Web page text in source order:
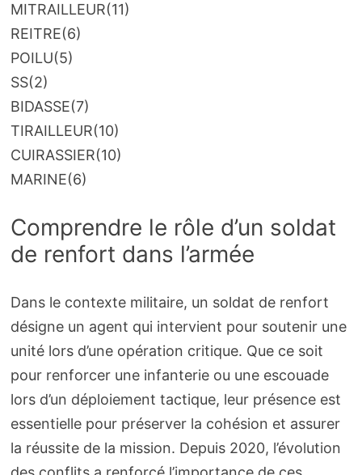
MITRAILLEUR(11)
REITRE(6)
POILU(5)
SS(2)
BIDASSE(7)
TIRAILLEUR(10)
CUIRASSIER(10)
MARINE(6)
Comprendre le rôle d’un soldat
de renfort dans l’armée
Dans le contexte militaire, un soldat de renfort
désigne un agent qui intervient pour soutenir une
unité lors d’une opération critique. Que ce soit
pour renforcer une infanterie ou une escouade
lors d’un déploiement tactique, leur présence est
essentielle pour préserver la cohésion et assurer
la réussite de la mission. Depuis 2020, l’évolution